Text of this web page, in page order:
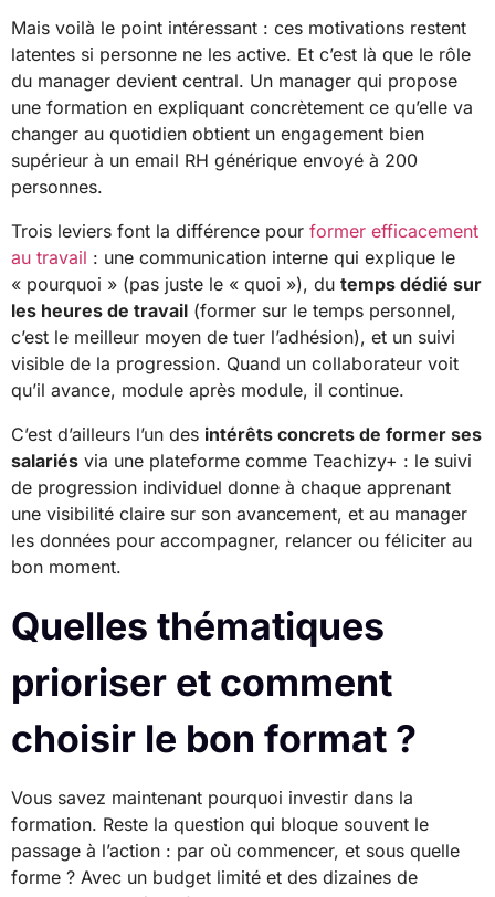
Mais voilà le point intéressant : ces motivations restent
latentes si personne ne les active. Et c’est là que le rôle
du manager devient central. Un manager qui propose
une formation en expliquant concrètement ce qu’elle va
changer au quotidien obtient un engagement bien
supérieur à un email RH générique envoyé à 200
personnes.
Trois leviers font la différence pour former efficacement
au travail : une communication interne qui explique le
« pourquoi » (pas juste le « quoi »), du temps dédié sur
les heures de travail (former sur le temps personnel,
c’est le meilleur moyen de tuer l’adhésion), et un suivi
visible de la progression. Quand un collaborateur voit
qu’il avance, module après module, il continue.
C’est d’ailleurs l’un des intérêts concrets de former ses
salariés via une plateforme comme Teachizy+ : le suivi
de progression individuel donne à chaque apprenant
une visibilité claire sur son avancement, et au manager
les données pour accompagner, relancer ou féliciter au
bon moment.
Quelles thématiques
prioriser et comment
choisir le bon format ?
Vous savez maintenant pourquoi investir dans la
formation. Reste la question qui bloque souvent le
passage à l’action : par où commencer, et sous quelle
forme ? Avec un budget limité et des dizaines de